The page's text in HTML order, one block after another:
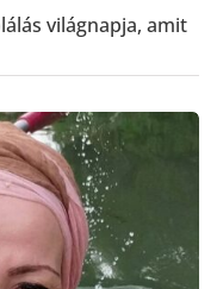
világnapja, amit